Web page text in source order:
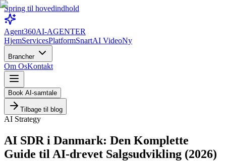
Spring til hovedindhold
Agent360AI-AGENTER
HjemServicesPlatformSnartAI VideoNy
Brancher
Om OsKontakt
Book AI-samtale
Tilbage til blog
AI Strategy
AI SDR i Danmark: Den Komplette
Guide til AI-drevet Salgsudvikling (2026)